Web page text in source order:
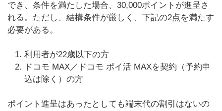
でき、条件を満たした場合、30,000ポイントが進呈さ
れる。ただし、結構条件が厳しく、下記の2点を満たす
必要がある。
利用者が22歳以下の方
ドコモ MAX／ドコモ ポイ活 MAXを契約（予約申
込は除く）の方
ポイント進呈はあったとしても端末代の割引はないの